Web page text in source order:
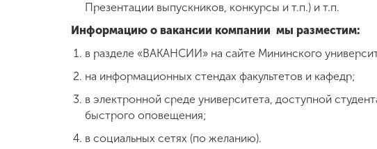
Презентации выпускников, конкурсы и т.п.) и т.п.
Информацию о вакансии компании мы разместим:
в разделе «ВАКАНСИИ» на сайте Мининского
на информационных стендах факультетов и кафедр;
в электронной среде университета, доступной
быстрого оповещения;
в социальных сетях (по желанию).